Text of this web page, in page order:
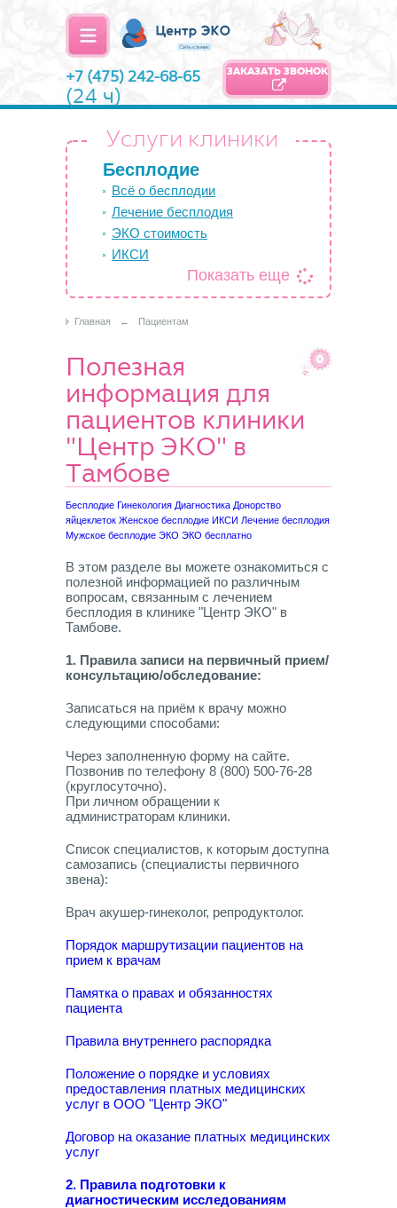
+7 (475) 242-68-65
(24 ч)
ЗАКАЗАТЬ ЗВОНОК
Услуги клиники
Бесплодие
Всё о бесплодии
Лечение бесплодия
ЭКО стоимость
ИКСИ
Показать еще
Главная ← Пациентам
Полезная
информация для
пациентов клиники
"Центр ЭКО" в
Тамбове
Бесплодие Гинекология Диагностика Донорство
яйцеклеток Женское бесплодие ИКСИ Лечение бесплодия
Мужское бесплодие ЭКО ЭКО бесплатно
В этом разделе вы можете ознакомиться с
полезной информацией по различным
вопросам, связанным с лечением
бесплодия в клинике "Центр ЭКО" в
Тамбове.
1. Правила записи на первичный прием/
консультацию/обследование:
Записаться на приём к врачу можно
следующими способами:
Через заполненную форму на сайте.
Позвонив по телефону 8 (800) 500-76-28
(круглосуточно).
При личном обращении к
администраторам клиники.
Список специалистов, к которым доступна
самозапись (специалисты первичного
звена):
Врач акушер-гинеколог, репродуктолог.
Порядок маршрутизации пациентов на
прием к врачам
Памятка о правах и обязанностях
пациента
Правила внутреннего распорядка
Положение о порядке и условиях
предоставления платных медицинских
услуг в ООО "Центр ЭКО"
Договор на оказание платных медицинских
услуг
2. Правила подготовки к
диагностическим исследованиям